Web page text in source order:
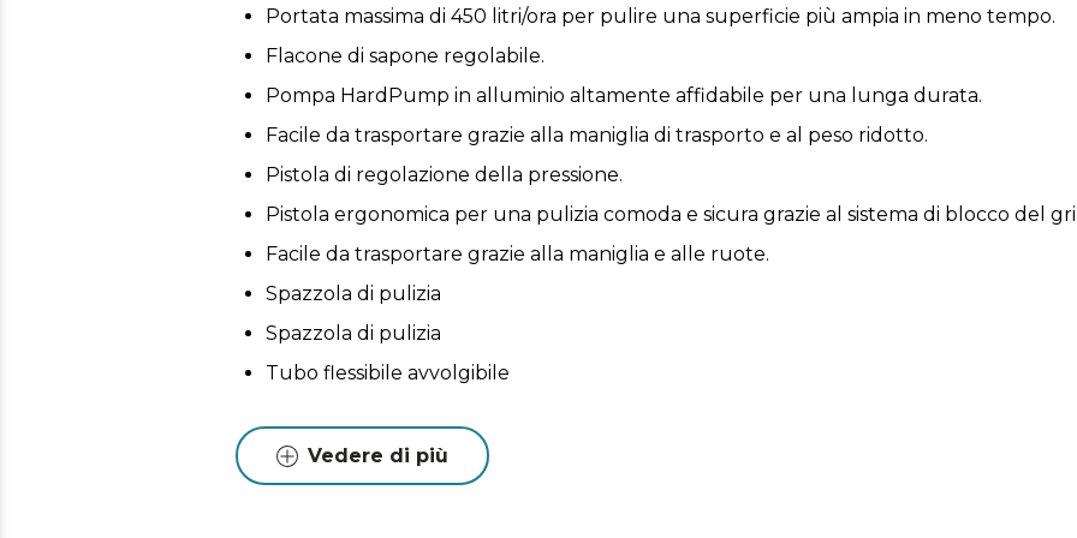
Portata massima di 450 litri/ora per pulire una superficie più ampia in meno tempo.
Flacone di sapone regolabile.
Pompa HardPump in alluminio altamente affidabile per una lunga durata.
Facile da trasportare grazie alla maniglia di trasporto e al peso ridotto.
Pistola di regolazione della pressione.
Pistola ergonomica per una pulizia comoda e sicura grazie al sistema di blocco del
Facile da trasportare grazie alla maniglia e alle ruote.
Spazzola di pulizia
Spazzola di pulizia
Tubo flessibile avvolgibile
Vedere di più